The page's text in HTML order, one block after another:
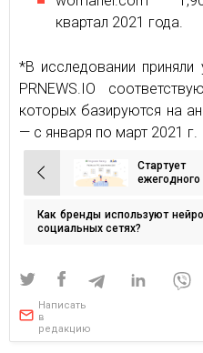
квартал 2021 года.
*В исследовании приняли
PRNEWS.IO
которых базируются на
— с января по март 2021 г.
Навигация
по
записям
Как бренды используют
социальных сетях?
Написать
в
редакцию